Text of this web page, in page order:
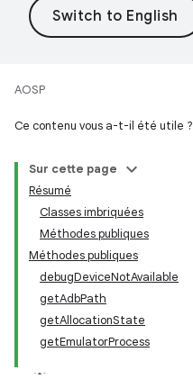
AOSP
Ce contenu vous a-t-il été utile ?
Sur cette page
Résumé
Classes imbriquées
Méthodes publiques
Méthodes publiques
debugDeviceNotAvailable
getAdbPath
getAllocationState
getEmulatorProcess